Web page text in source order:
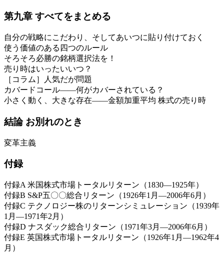
第九章 すべてをまとめる
自分の戦略にこだわり、そしてあいつに貼り付けておく
使う価値のある四つのルール
そろそろ必勝の銘柄選択法を！
売り時はいったいいつ？
［コラム］人気だが問題
カバードコール――何がカバーされている？
小さく動く、大きな存在――金額加重平均 株式の売り時
結論 お別れのとき
変革主義
付録
付録A 米国株式市場トータルリターン（1830―1925年）
付録B S&P五〇〇総合リターン（1926年1月―2006年6月）
付録C テクノロジー株のリターンシミュレーション（1939年
1月―1971年2月）
付録D ナスダック総合リターン（1971年3月―2006年6月）
付録E 英国株式市場トータルリターン（1926年1月―1962年4
月）